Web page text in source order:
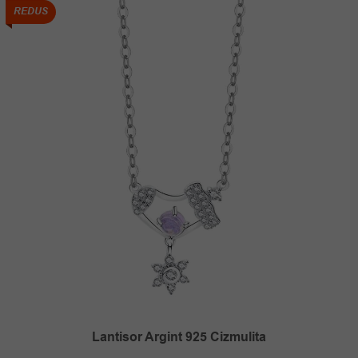
REDUS
Lantisor Argint 925 Cizmulita